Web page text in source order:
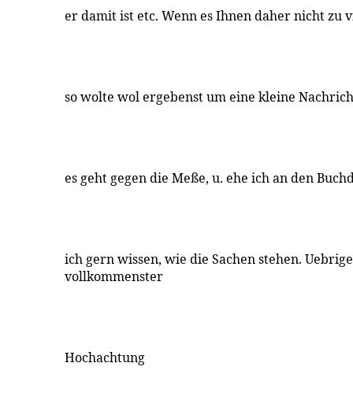
er damit ist etc. Wenn es Ihnen daher nicht zu
so wolte wol ergebenst um eine kleine
es geht gegen die Meße, u. ehe ich an den
ich gern wissen, wie die Sachen stehen.
vollkommenster
Hochachtung